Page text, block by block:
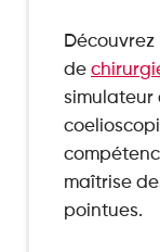
de
simulateur
maîtrise
pointues.